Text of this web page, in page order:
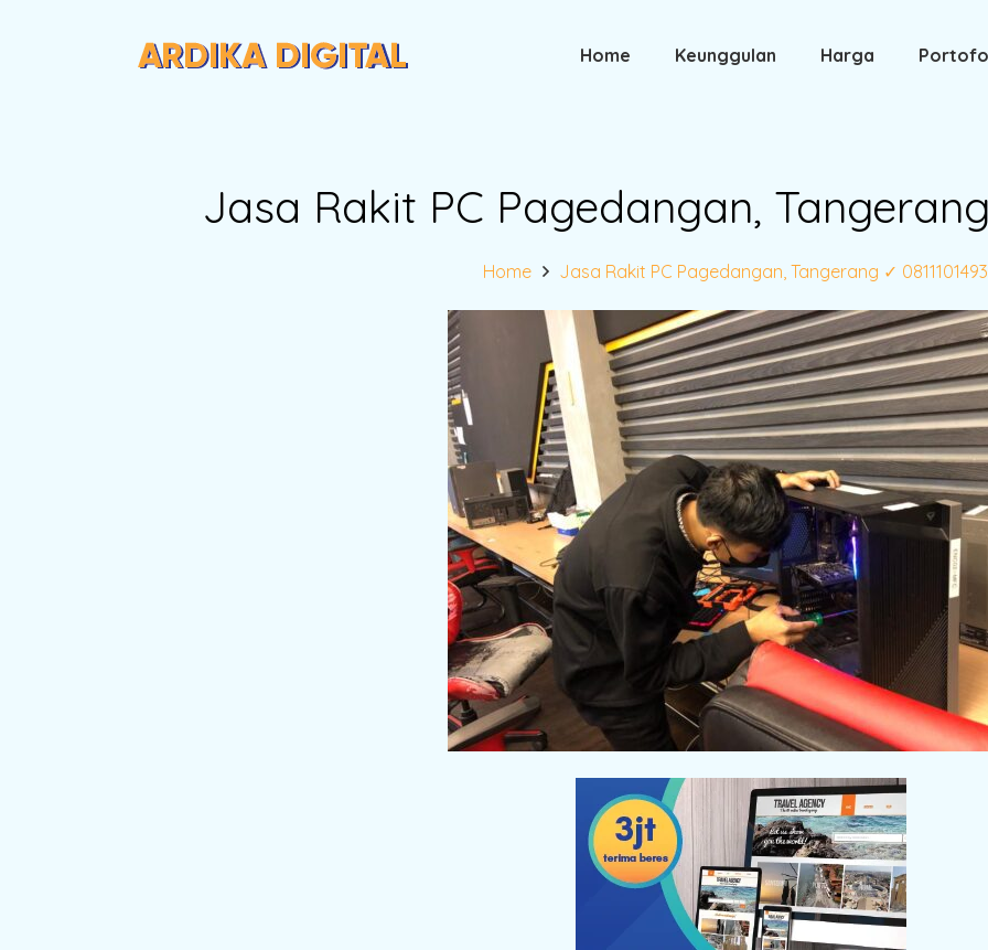
Home Keunggulan Harga
Jasa Rakit PC Pagedangan, Tangerang
Home Jasa Rakit PC Pagedangan, Tangerang ✓